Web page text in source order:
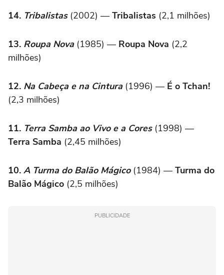
14. Tribalistas(2002) — Tribalistas (2,1 milhões)
13. Roupa Nova(1985) — Roupa Nova (2,2
milhões)
12. Na Cabeça e na Cintura(1996) — É o Tchan!
(2,3 milhões)
11. Terra Samba ao Vivo e a Cores(1998) —
Terra Samba (2,45 milhões)
10. A Turma do Balão Mágico(1984) — Turma do
Balão Mágico (2,5 milhões)
PUBLICIDADE